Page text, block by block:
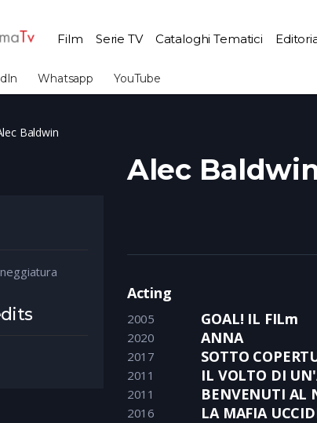
Film Serie TV Cataloghi Tematici
Whatsapp YouTube
Baldwin
Alec
Acting
2005 GOAL! IL FILm
2020 ANNA
2017 SOTTO
2011 IL VOLTO DI
2011 BENVENUTI AL
2016 LA MAFIA